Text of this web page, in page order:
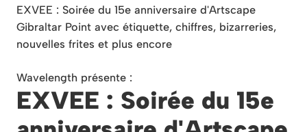
EXVEE : Soirée du 15e anniversaire d'Artscape
Gibraltar Point avec étiquette, chiffres, bizarreries,
nouvelles frites et plus encore
Wavelength présente :
EXVEE : Soirée du 15e